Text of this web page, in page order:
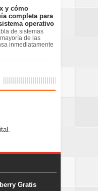
y cómo
completa para
operativo
de sistemas
de las
inmediatamente
Gratis